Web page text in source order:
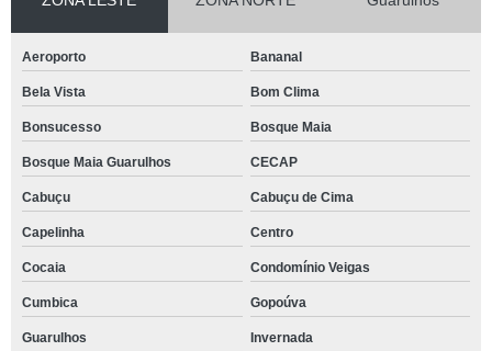
Aeroporto Bananal
Bela Vista Bom Clima
Bonsucesso Bosque Maia
Bosque Maia Guarulhos CECAP
Cabuçu Cabuçu de Cima
Capelinha Centro
Cocaia Condomínio Veigas
Cumbica Gopoúva
Guarulhos Invernada